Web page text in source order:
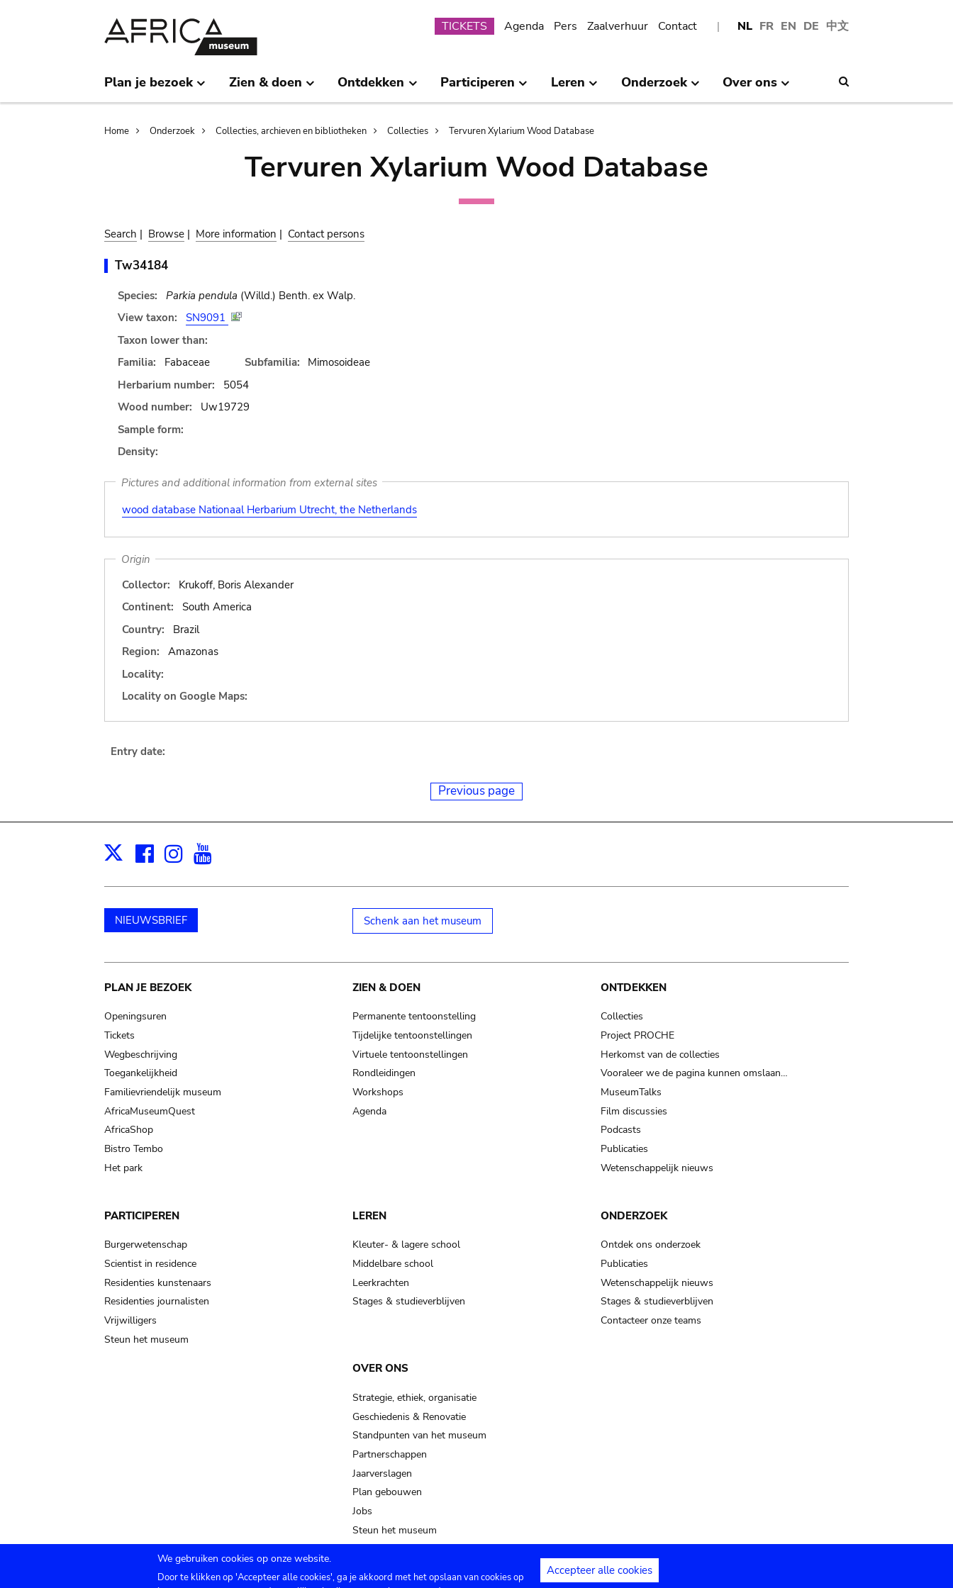
NL FR EN DE 中文
Submenu
TICKETS Agenda Pers Zaalverhuur Contact
Plan je bezoek Zien & doen Ontdekken Participeren Leren Onderzoek Over ons
Breadcrumb
Home Onderzoek Collecties, archieven en bibliotheken Collecties Tervuren Xylarium Wood Database
Tervuren Xylarium Wood Database
Search | Browse | More information | Contact persons
Tw34184
Species: Parkia pendula (Willd.) Benth. ex Walp.
View taxon:
SN9091
Taxon lower than:
Familia:
Fabaceae Subfamilia:
Mimosoideae
Herbarium number:
5054
Wood number:
Uw19729
Sample form:
Density:
Pictures and additional information from external sites
wood database Nationaal Herbarium Utrecht, the Netherlands
Origin
Collector:
Krukoff, Boris Alexander
Continent:
South America
Country:
Brazil
Region:
Amazonas
Locality:
Locality on Google Maps:
Entry date:
Previous page
X Facebook
Instagram
NIEUWSBRIEF Schenk aan het museum
Main
navigation
PLAN JE BEZOEK
Openingsuren
Tickets
Wegbeschrijving
Toegankelijkheid
Familievriendelijk museum
AfricaMuseumQuest
AfricaShop
Bistro Tembo
Het park
ZIEN & DOEN
Permanente tentoonstelling
Tijdelijke tentoonstellingen
Virtuele tentoonstellingen
Rondleidingen
Workshops
Agenda
ONTDEKKEN
Collecties
Project PROCHE
Herkomst van de collecties
Vooraleer we de pagina kunnen omslaan…
MuseumTalks
Film discussies
Podcasts
Publicaties
Wetenschappelijk nieuws
PARTICIPEREN
Burgerwetenschap
Scientist in residence
Residenties kunstenaars
Residenties journalisten
Vrijwilligers
Steun het museum
LEREN
Kleuter- & lagere school
Middelbare school
Leerkrachten
Stages & studieverblijven
ONDERZOEK
Ontdek ons onderzoek
Publicaties
Wetenschappelijk nieuws
Stages & studieverblijven
Contacteer onze teams
OVER ONS
Strategie, ethiek, organisatie
Geschiedenis & Renovatie
Standpunten van het museum
Partnerschappen
Jaarverslagen
Plan gebouwen
Jobs
Steun het museum
We gebruiken cookies op onze website.
Door te klikken op 'Accepteer alle cookies', ga je akkoord met het opslaan van cookies op
Accepteer alle cookies